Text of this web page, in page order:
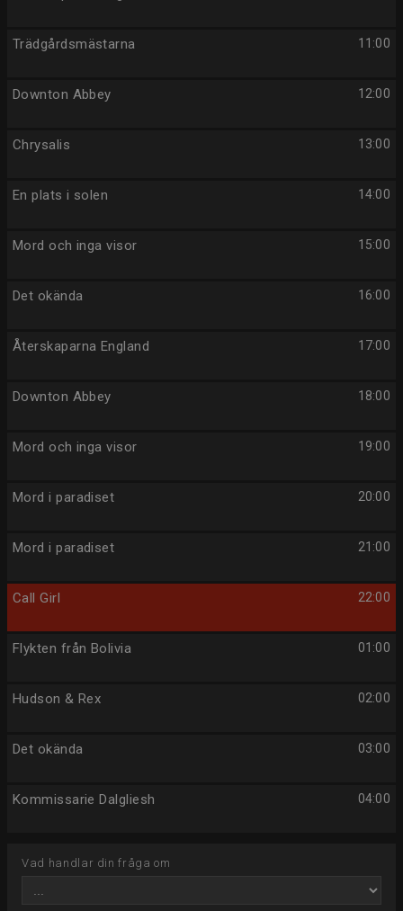
11:00
Trädgårdsmästarna
12:00
Downton Abbey
13:00
Chrysalis
14:00
En plats i solen
15:00
Mord och inga visor
16:00
Det okända
17:00
Återskaparna England
18:00
Downton Abbey
19:00
Mord och inga visor
20:00
Mord i paradiset
21:00
Mord i paradiset
22:00
Call Girl
01:00
Flykten från Bolivia
02:00
Hudson & Rex
03:00
Det okända
04:00
Kommissarie Dalgliesh
Vad handlar din fråga om